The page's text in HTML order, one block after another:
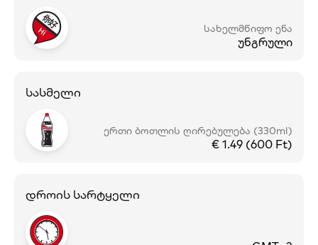
სახელმწიფო ენა
უნგრული
სასმელი
ერთი ბოთლის ღირებულება (330ml)
€ 1.49 (600 Ft)
დროის სარტყელი